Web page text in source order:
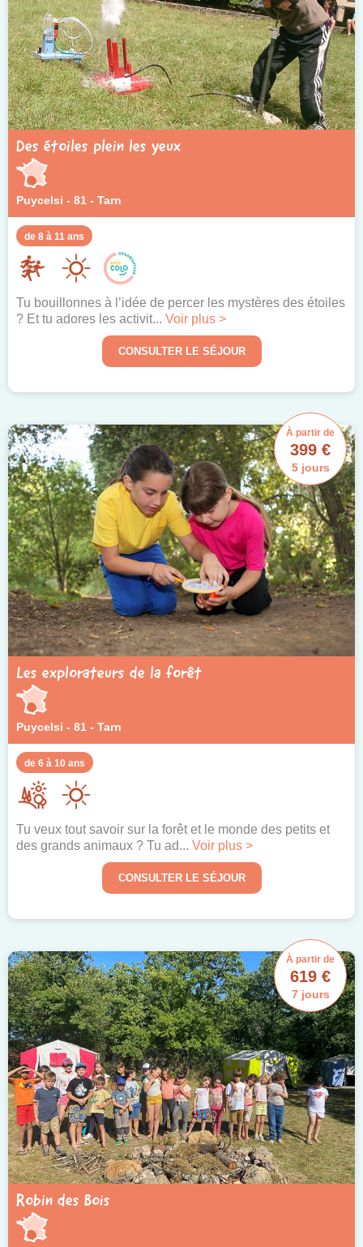
Colonies disponibles
Centres Écolabellisés
Des étoiles plein les yeux
Puycelsi - 81 - Tarn
de 8 à 11 ans
Tu bouillonnes à l’idée de percer les mystères des étoiles
? Et tu adores les activit... Voir plus >
CONSULTER LE SÉJOUR
Les explorateurs de la forêt
Puycelsi - 81 - Tarn
de 6 à 10 ans
À partir de
399 €
5 jours
Tu veux tout savoir sur la forêt et le monde des petits et
des grands animaux ? Tu ad... Voir plus >
CONSULTER LE SÉJOUR
Robin des Bois
À partir de
619 €
7 jours